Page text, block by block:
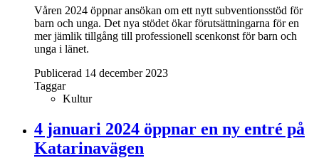
Våren 2024 öppnar ansökan om ett nytt subventionsstöd för
barn och unga. Det nya stödet ökar förutsättningarna för en
mer jämlik tillgång till professionell scenkonst för barn och
unga i länet.
Publicerad 14 december 2023
Taggar
Kultur
4 januari 2024 öppnar en ny entré på
Katarinavägen